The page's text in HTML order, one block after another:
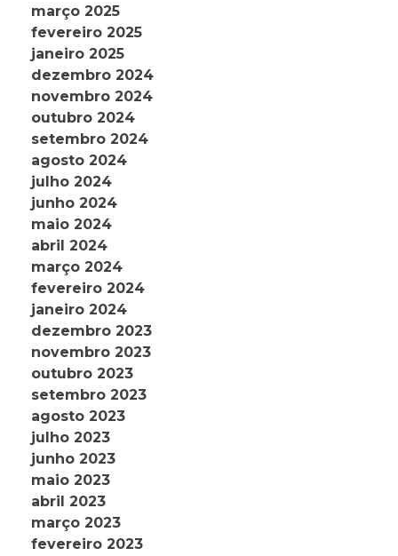
março 2025
fevereiro 2025
janeiro 2025
dezembro 2024
novembro 2024
outubro 2024
setembro 2024
agosto 2024
julho 2024
junho 2024
maio 2024
abril 2024
março 2024
fevereiro 2024
janeiro 2024
dezembro 2023
novembro 2023
outubro 2023
setembro 2023
agosto 2023
julho 2023
junho 2023
maio 2023
abril 2023
março 2023
fevereiro 2023